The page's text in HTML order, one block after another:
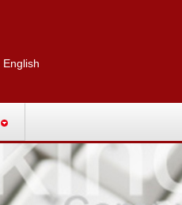
English